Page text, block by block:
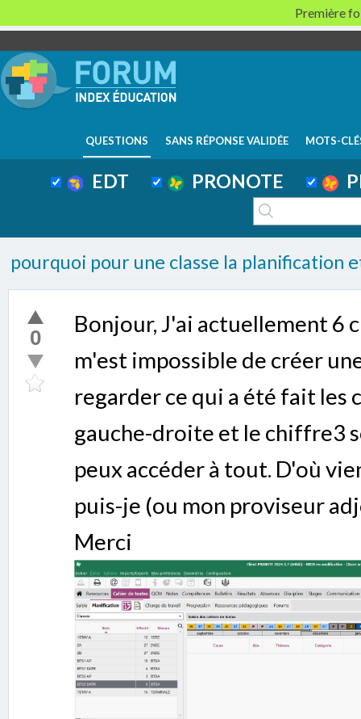
QUESTIONS SANS RÉPONSE VALIDÉE MOTS-
EDT PRONOTE
pourquoi pour une classe la planification
0
Bonjour, J'ai actuellement 6
m'est impossible de créer
regarder ce qui a été fait les
gauche-droite et le chiffre3
peux accéder à tout. D'où
puis-je (ou mon proviseur
Merci
Première